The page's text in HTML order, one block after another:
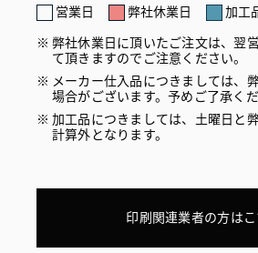
営業日 弊社休業日
加工
弊社休業日に頂いたご注文は、翌
て頂きますのでご注意ください。
メーカー仕入品につきましては、
場合がございます。予めご了承くだ
加工品につきましては、土曜日と
計算外となります。
印刷関連業者の方はこ